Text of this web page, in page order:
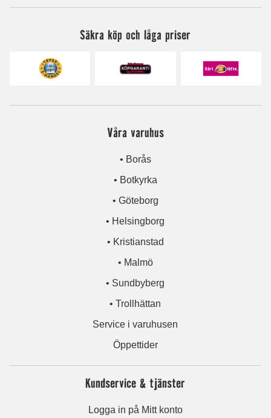
Säkra köp och låga priser
Våra varuhus
• Borås
• Botkyrka
• Göteborg
• Helsingborg
• Kristianstad
• Malmö
• Sundbyberg
• Trollhättan
Service i varuhusen
Öppettider
Kundservice & tjänster
Logga in på Mitt konto